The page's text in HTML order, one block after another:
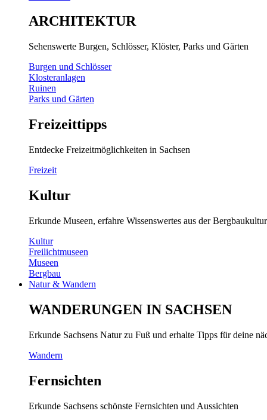
ARCHITEKTUR
Sehenswerte Burgen, Schlösser, Klöster, Parks und Gärten
Burgen und Schlösser
Klosteranlagen
Ruinen
Parks und Gärten
Freizeittipps
Entdecke Freizeitmöglichkeiten in Sachsen
Freizeit
Kultur
Erkunde Museen, erfahre Wissenswertes aus der
Kultur
Freilichtmuseen
Museen
Bergbau
Natur & Wandern
WANDERUNGEN IN SACHSEN
Erkunde Sachsens Natur zu Fuß und erhalte Tipps für deine
Wandern
Fernsichten
Erkunde Sachsens schönste Fernsichten und Aussichten